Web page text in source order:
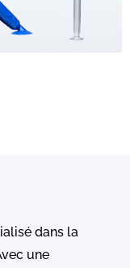
dans la
une